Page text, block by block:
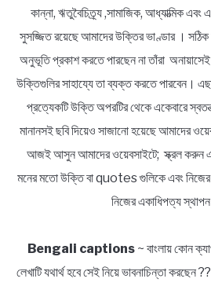
কান্না, ঋতুবৈচিত্র্য ,সামাজিক, আধ্যাত্মিক এবং
সুসজ্জিত রয়েছে আমাদের উক্তির ভাণ্ডার । সঠিক
অনুভূতি প্রকাশ করতে পারছেন না তাঁরা
উক্তিগুলির সাহায্যে তা ব্যক্ত করতে পারবেন।
প্রত্যেকটি উক্তি অপরটির থেকে একেবারে
মানানসই ছবি দিয়েও সাজানো হয়েছে আমাদের
আজই আসুন আমাদের ওয়েবসাইটে; স্ক্রল করুন
মনের মতো উক্তি বা quotes গুলিকে এবং নিজের
নিজের একাধিপত্য
Bengali captions~ বাংলায় কোন
লেখাটি যথার্থ হবে সেই নিয়ে ভাবনাচিন্তা